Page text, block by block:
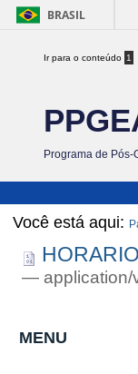
BRASIL
Ir para o conteúdo 1
Programa de
Você está aqui:
— application/
MENU